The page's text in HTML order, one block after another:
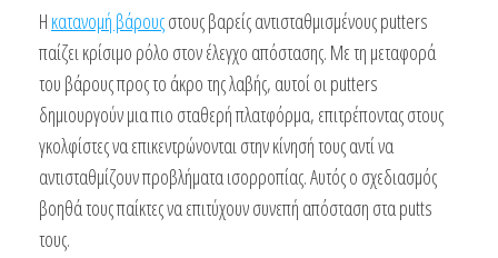
Η κατανομή βάρουςστους βαρείς αντισταθμισμένους putters
παίζει κρίσιμο ρόλο στον έλεγχο απόστασης. Με τη μεταφορά
του βάρους προς το άκρο της λαβής, αυτοί οι putters
δημιουργούν μια πιο σταθερή πλατφόρμα, επιτρέποντας στους
γκολφίστες να επικεντρώνονται στην κίνησή τους αντί να
αντισταθμίζουν προβλήματα ισορροπίας. Αυτός ο σχεδιασμός
βοηθά τους παίκτες να επιτύχουν συνεπή απόσταση στα putts
τους.